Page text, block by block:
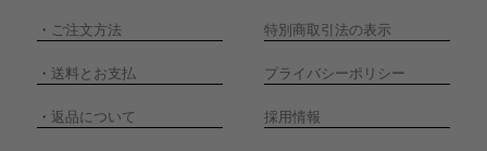
・ ご注文方法 特別商取引法の表示
・ 送料とお支払 プライバシーポリシー
・ 返品について 採用情報